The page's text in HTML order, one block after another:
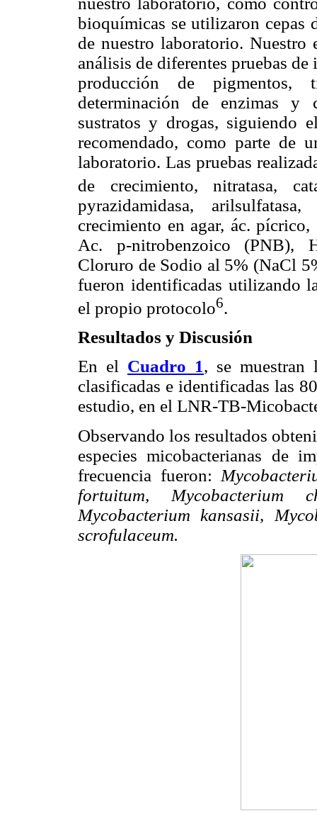
bioquímicas se utilizaron cepas
de nuestro laboratorio.
análisis de diferentes pruebas
producción de pigmentos,
determinación de enzimas y
sustratos y drogas, siguiendo
recomendado, como parte de
laboratorio. Las pruebas
de crecimiento, nitratasa,
pyrazidamidasa,
crecimiento en agar, ác.
Ac. p-nitrobenzoico (PNB),
Cloruro de Sodio al 5% (NaCl
fueron identificadas utilizando
el propio protocolo6.
Resultados y Discusión
En el Cuadro 1, se muestran
clasificadas e identificadas las
estudio, en el LNR-TB-
Observando los resultados
especies micobacterianas de
frecuencia fueron:
fortuitum, Mycobacterium
Mycobacterium kansasii,
scrofulaceum.